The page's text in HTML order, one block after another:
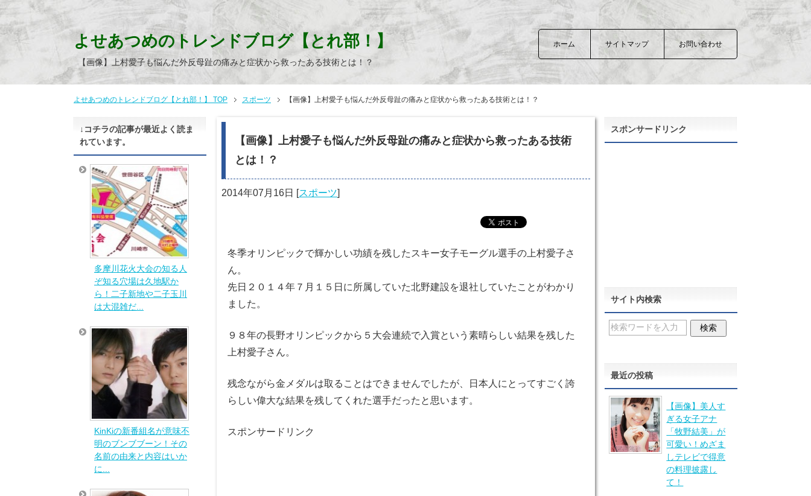
よせあつめのトレンドブログ【とれ部！】
【画像】上村愛子も悩んだ外反母趾の痛みと症状から救ったある技術とは！？
ホーム サイトマップ お問い合わせ
よせあつめのトレンドブログ【とれ部！】 TOP スポーツ 【画像】上村愛子も悩んだ外反母趾の痛みと症状から救ったある技術とは！？
【画像】上村愛子も悩んだ外反母趾の痛みと症状から救ったある技術
とは！？
2014年07月16日 [スポーツ]
冬季オリンピックで輝かしい功績を残したスキー女子モーグル選手の上村愛子さ
ん。
先日２０１４年７月１５日に所属していた北野建設を退社していたことがわかり
ました。
９８年の長野オリンピックから５大会連続で入賞という素晴らしい結果を残した
上村愛子さん。
残念ながら金メダルは取ることはできませんでしたが、日本人にとってすごく誇
らしい偉大な結果を残してくれた選手だったと思います。
スポンサードリンク
↓コチラの記事が最近よく読ま
れています。
多摩川花火大会の知る人
ぞ知る穴場は久地駅か
ら！二子新地や二子玉川
は大混雑だ...
KinKiの新番組名が意味不
明のブンブブーン！その
名前の由来と内容はいか
に...
スポンサードリンク
サイト内検索
最近の投稿
【画像】美人す
ぎる女子アナ
「牧野結美」が
可愛い！めざま
しテレビで得意
の料理披露し
て！